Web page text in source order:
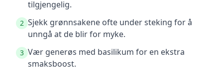
tilgjengelig.
2 Sjekk grønnsakene ofte under steking for å
unngå at de blir for myke.
3 Vær generøs med basilikum for en ekstra
smaksboost.